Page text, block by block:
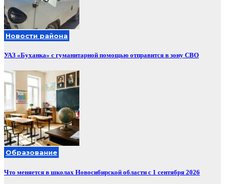
Новости района
УАЗ «Буханка» с гуманитарной помощью отправится в зону СВО
Образование
Что меняется в школах Новосибирской области с 1 сентября 2026